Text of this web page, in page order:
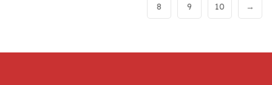
8 9 10 →